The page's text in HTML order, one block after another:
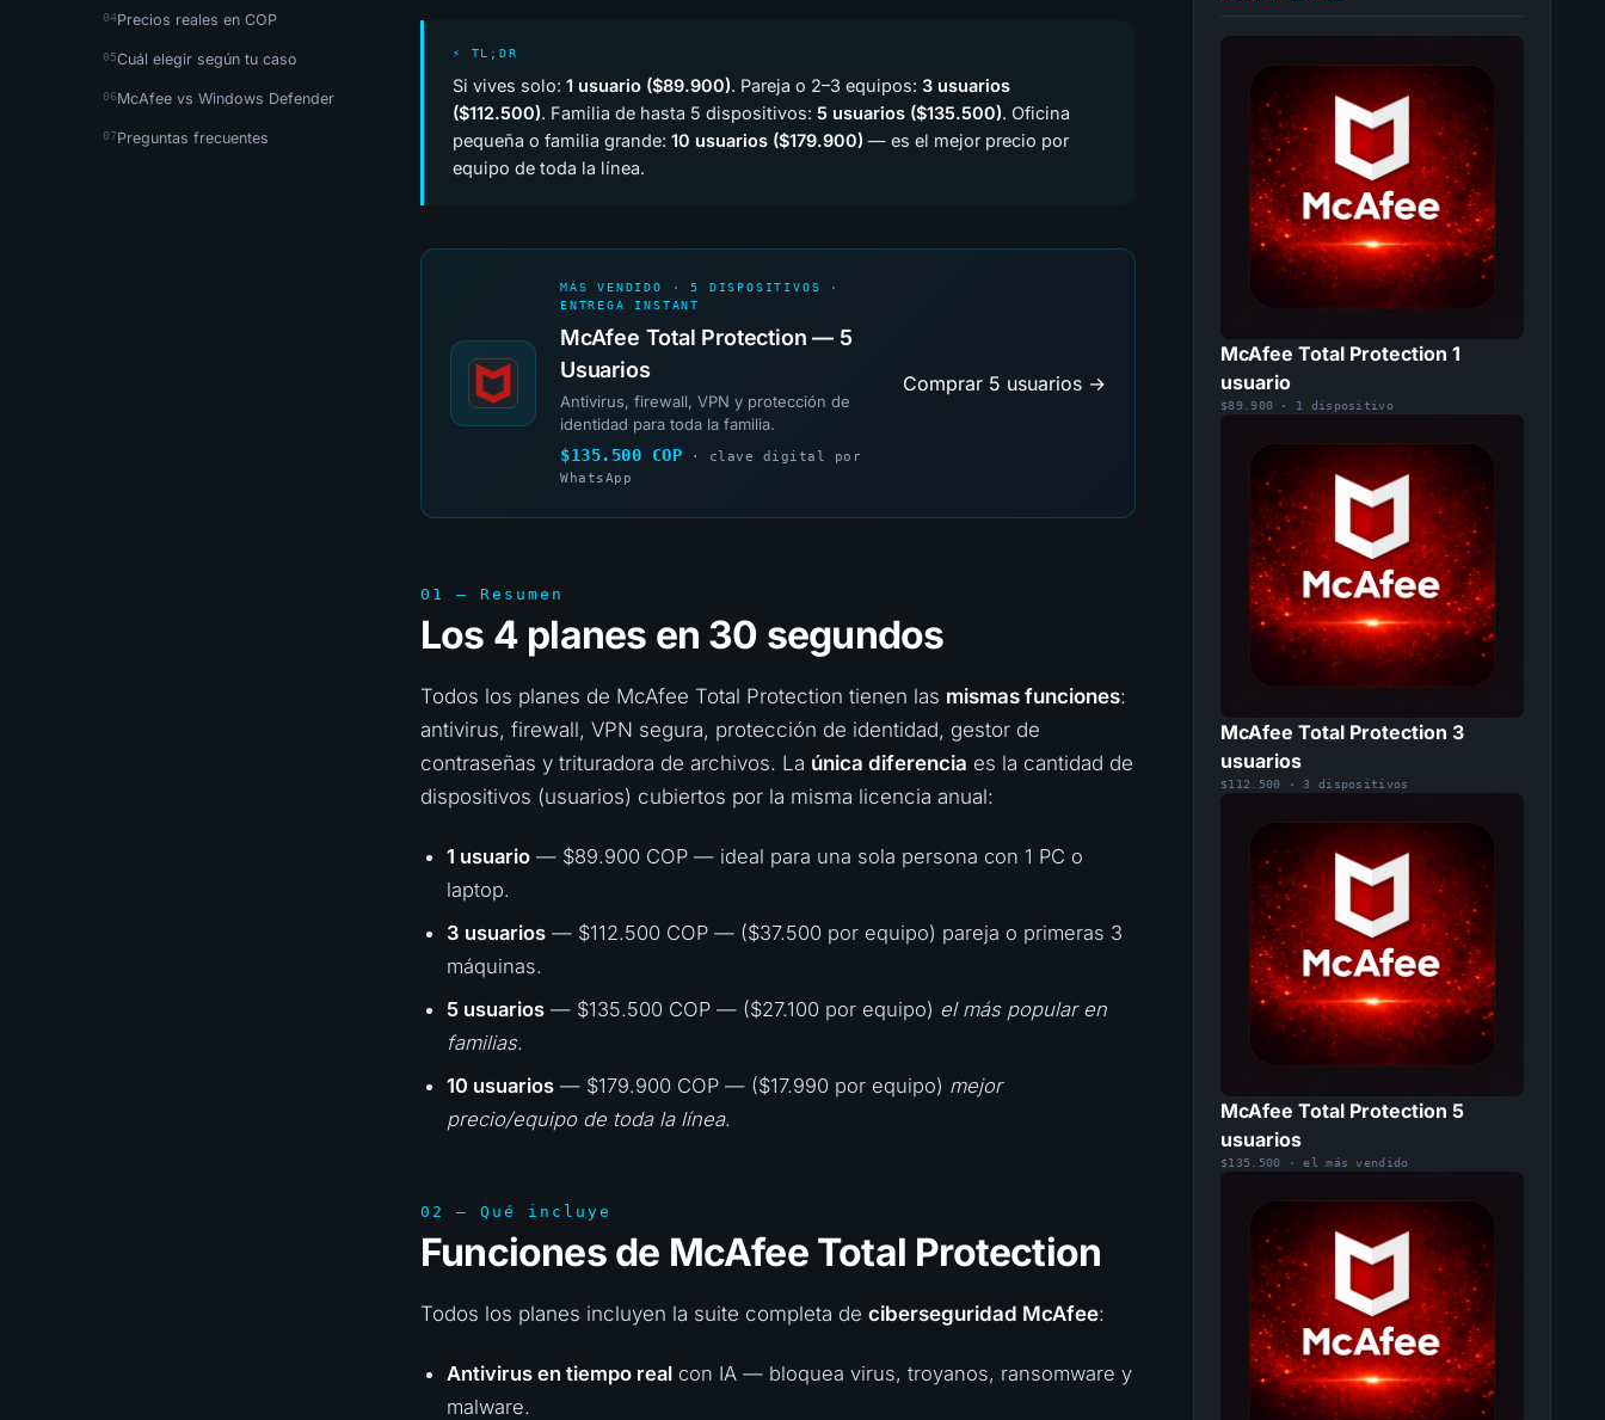
Precios reales en COP
Cuál elegir según tu caso
McAfee vs Windows Defender
Preguntas frecuentes
⚡ TL;DR
Si vives solo: 1 usuario ($89.900). Pareja o 2–3 equipos: 3 usuarios
($112.500). Familia de hasta 5 dispositivos: 5 usuarios ($135.500). Oficina
pequeña o familia grande: 10 usuarios ($179.900) — es el mejor precio por
equipo de toda la línea.
MÁS VENDIDO · 5 DISPOSITIVOS ·
ENTREGA INSTANT
McAfee Total Protection — 5
Usuarios
Antivirus, firewall, VPN y protección de
identidad para toda la familia.
$135.500 COP · clave digital por
WhatsApp
Comprar 5 usuarios →
01 — Resumen
Los 4 planes en 30 segundos
Todos los planes de McAfee Total Protection tienen las mismas funciones:
antivirus, firewall, VPN segura, protección de identidad, gestor de
contraseñas y trituradora de archivos. La única diferencia es la cantidad de
dispositivos (usuarios) cubiertos por la misma licencia anual:
1 usuario — $89.900 COP — ideal para una sola persona con 1 PC o
laptop.
3 usuarios — $112.500 COP — ($37.500 por equipo) pareja o primeras 3
máquinas.
5 usuarios — $135.500 COP — ($27.100 por equipo) el más popular en
familias.
10 usuarios — $179.900 COP — ($17.990 por equipo) mejor
precio/equipo de toda la línea.
02 — Qué incluye
Funciones de McAfee Total Protection
Todos los planes incluyen la suite completa de ciberseguridad McAfee:
Antivirus en tiempo real con IA — bloquea virus, troyanos, ransomware y
malware.
McAfee Total Protection 1
usuario
$89.900 · 1 dispositivo
McAfee Total Protection 3
usuarios
$112.500 · 3 dispositivos
McAfee Total Protection 5
usuarios
$135.500 · el más vendido